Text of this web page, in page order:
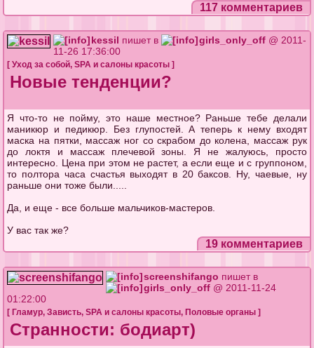
117 комментариев
kessil пишет в girls_only_off @ 2011-
11-26 17:36:00
[Уход за собой,SPA и салоны красоты ]
Новые тенденции?
Я что-то не пойму, это наше местное? Раньше тебе делали
маникюр и педикюр. Без глупостей. А теперь к нему входят
маска на пятки, массаж ног со скрабом до колена, массаж рук
до локтя и массаж плечевой зоны. Я не жалуюсь, просто
интересно. Цена при этом не растет, а если еще и с группоном,
то полтора часа счастья выходят в 20 баксов. Ну, чаевые, ну
раньше они тоже были.....
Да, и еще - все больше мальчиков-мастеров.
У вас так же?
19 комментариев
screenshifango пишет в
girls_only_off @ 2011-11-24
01:22:00
[ Гламур,Зависть,SPA и салоны красоты, Половые органы ]
Странности: бодиарт)